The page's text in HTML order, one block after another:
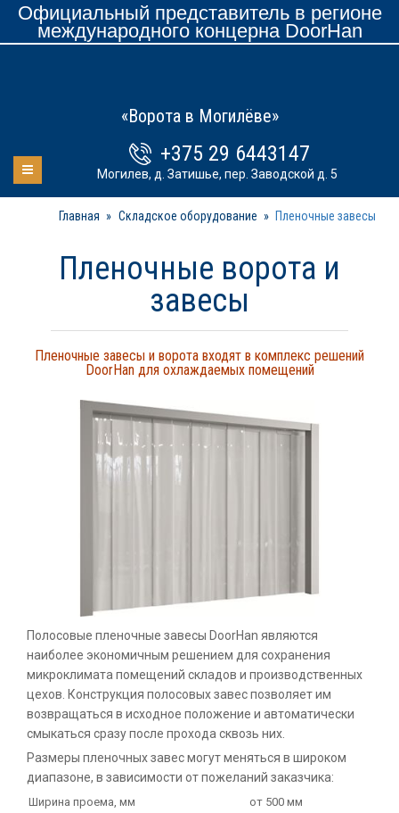
Официальный представитель в регионе
международного концерна DoorHan
«Ворота в Могилёве»
+375 29 6443147
Могилев, д. Затишье, пер. Заводской д. 5
Главная » Складское оборудование » Пленочные завесы
Пленочные ворота и
завесы
Пленочные завесы и ворота входят в комплекс решений
DoorHan для охлаждаемых помещений
Полосовые пленочные завесы DoorHan являются
наиболее экономичным решением для сохранения
микроклимата помещений складов и производственных
цехов. Конструкция полосовых завес позволяет им
возвращаться в исходное положение и автоматически
смыкаться сразу после прохода сквозь них.
Размеры пленочных завес могут меняться в широком
диапазоне, в зависимости от пожеланий заказчика:
Ширина проема, мм
от 500 мм